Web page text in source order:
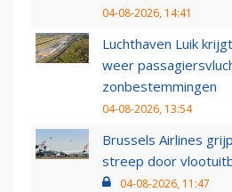
04-08-2026, 14:41
Luchthaven Luik
weer
zonbestemmingen
04-08-2026, 13:54
Brussels Airlines
streep door
04-08-2026, 11:47